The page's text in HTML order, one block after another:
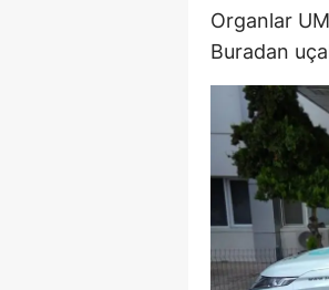
Organlar
Buradan